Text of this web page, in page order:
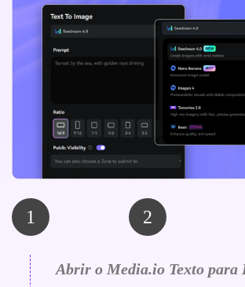
1 2
Abrir o Media.io Texto para